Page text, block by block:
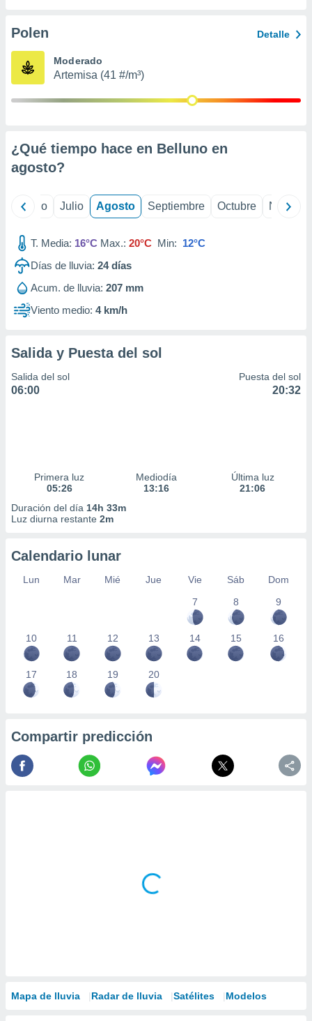
e
mediante
publicidad
publicidad
de
Polen Detalle
Moderado
Artemisa (41 #/m³)
¿Qué tiempo hace en Belluno en
agosto?
Junio Julio Agosto Septiembre Octubre
T. Media: 16°C Max.: 20°C Min: 12°C
Días de lluvia: 24días
Acum. de lluvia: 207 mm
Viento medio: 4 km/h
Salida y Puesta del sol
Salida del sol
06:00
Puesta del sol
20:32
Primera luz
05:26
Mediodía
13:16
Última luz
21:06
Duración del día 14h 33m
Luz diurna restante 2m
Calendario lunar
Lun Mar Mié Jue Vie Sáb
Dom
7
8 9
10 11 12 13 14 15 16
17 18 19 20
Compartir predicción
Mapa de lluvia Radar de lluvia Satélites Modelos